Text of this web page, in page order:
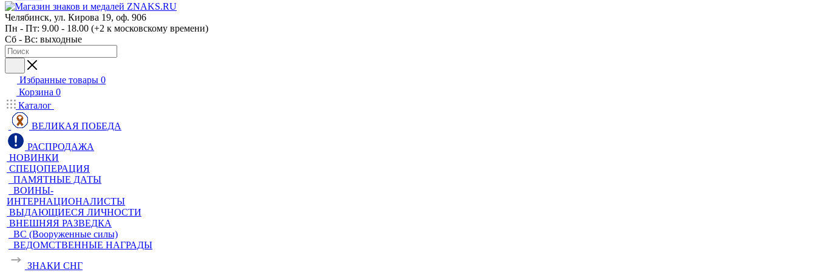
Челябинск, ул. Кирова 19, оф. 906
Пн - Пт: 9.00 - 18.00 (+2 к московскому времени)
Сб - Вс: выходные
Избранные товары 0
Корзина 0
Каталог
ВЕЛИКАЯ ПОБЕДА
РАСПРОДАЖА
НОВИНКИ
СПЕЦОПЕРАЦИЯ
ПАМЯТНЫЕ ДАТЫ
ВОИНЫ-
ИНТЕРНАЦИОНАЛИСТЫ
ВЫДАЮЩИЕСЯ ЛИЧНОСТИ
ВНЕШНЯЯ РАЗВЕДКА
ВС (Вооруженные силы)
ВЕДОМСТВЕННЫЕ НАГРАДЫ
ЗНАКИ СНГ